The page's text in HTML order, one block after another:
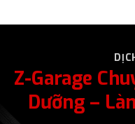
Z-Garage
Dưỡng –